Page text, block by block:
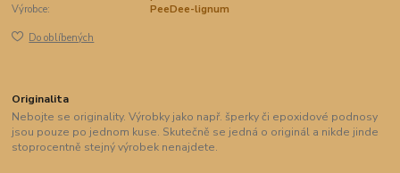
Výrobce:
PeeDee-lignum
Do oblíbených
Originalita
Nebojte se originality. Výrobky jako např. šperky či epoxidové podnosy
jsou pouze po jednom kuse. Skutečně se jedná o originál a nikde jinde
stoprocentně stejný výrobek nenajdete.